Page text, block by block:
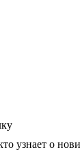
узнает о